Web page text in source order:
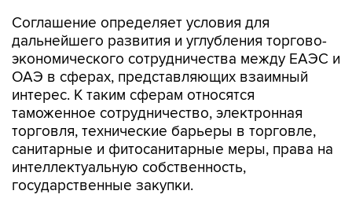
Соглашение определяет условия для
дальнейшего развития и углубления торгово-
экономического сотрудничества между ЕАЭС и
ОАЭ в сферах, представляющих взаимный
интерес. К таким сферам относятся
таможенное сотрудничество, электронная
торговля, технические барьеры в торговле,
санитарные и фитосанитарные меры, права на
интеллектуальную собственность,
государственные закупки.